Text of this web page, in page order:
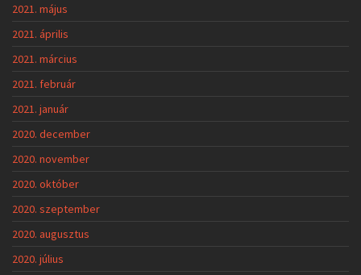
2021. május
2021. április
2021. március
2021. február
2021. január
2020. december
2020. november
2020. október
2020. szeptember
2020. augusztus
2020. július